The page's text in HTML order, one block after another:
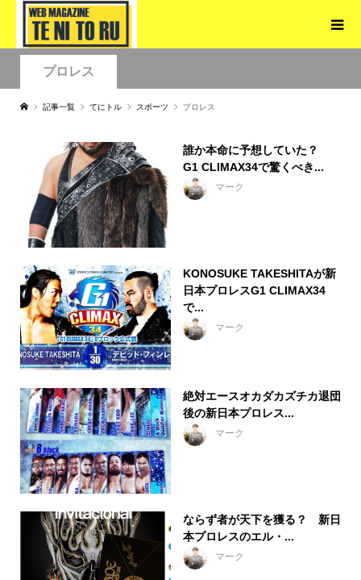
プロレス
記事一覧 てにトル スポーツ プロレス
誰か本命に予想していた？
G1 CLIMAX34で驚くべき...
マーク
KONOSUKE TAKESHITAが新
日本プロレスG1 CLIMAX34
で...
マーク
絶対エースオカダカズチカ退団
後の新日本プロレス...
マーク
ならず者が天下を獲る？ 新日
本プロレスのエル・...
マーク